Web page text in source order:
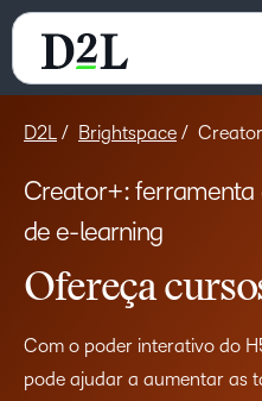
D2L Brightspace
Creator+: ferramenta
de e-learning
Ofereça
Com o poder interativo do
pode ajudar a aumentar as